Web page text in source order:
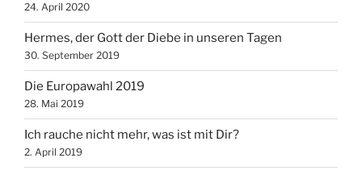
24. April 2020
Hermes, der Gott der Diebe in unseren Tagen
30. September 2019
Die Europawahl 2019
28. Mai 2019
Ich rauche nicht mehr, was ist mit Dir?
2. April 2019